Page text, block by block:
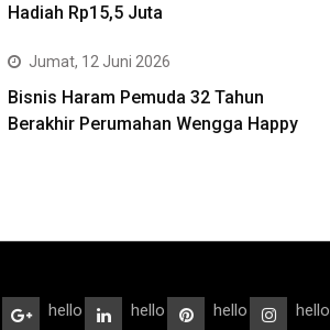
Hadiah Rp15,5 Juta
Jumat, 12 Juni 2026
Bisnis Haram Pemuda 32 Tahun
Berakhir Perumahan Wengga Happy
hello
hello
hello
hello